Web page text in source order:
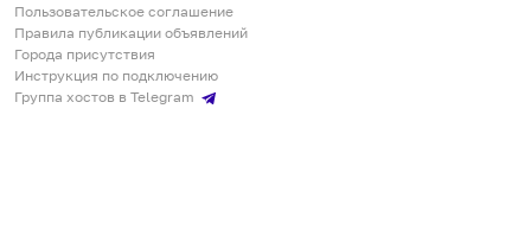
Пользовательское соглашение
Правила публикации объявлений
Города присутствия
Инструкция по подключению
Группа хостов в Telegram